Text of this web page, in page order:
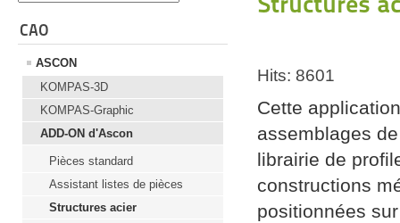
CAO
ASCON
KOMPAS-3D
KOMPAS-Graphic
ADD-ON d'Ascon
Pièces standard
Assistant listes de pièces
Structures acier
Hits: 8601
Cette
assemblages
librairie de
constructions
positionnées